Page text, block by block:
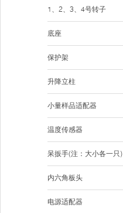
1、2、3、4号转子
底座
保护架
升降立柱
小量样品适配器
温度传感器
呆扳手(注：大小各一只)
内六角板头
电源适配器